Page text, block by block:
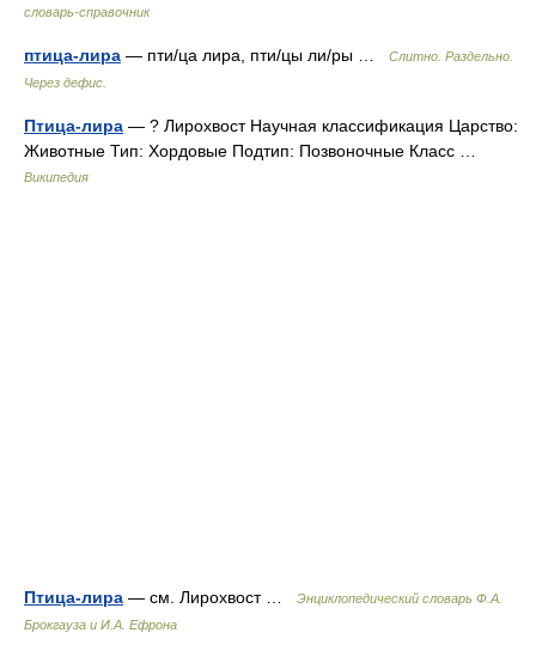
словарь-справочник
птица-лира — пти/ца лира, пти/цы ли/ры …
Слитно. Раздельно.
Через дефис.
Птица-лира — ? Лирохвост Научная классификация Царство:
Животные Тип: Хордовые Подтип: Позвоночные Класс …
Википедия
Птица-лира — см. Лирохвост …
Энциклопедический словарь Ф.А.
Брокгауза и И.А. Ефрона